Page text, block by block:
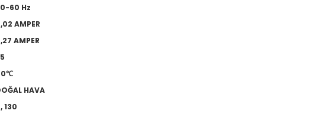
60 Hz
AMPER
AMPER
℃
HAVA
130